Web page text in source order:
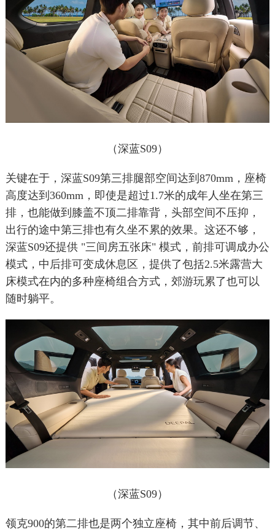
（深蓝S09）
关键在于，深蓝S09第三排腿部空间达到870mm，座椅
高度达到360mm，即使是超过1.7米的成年人坐在第三
排，也能做到膝盖不顶二排靠背，头部空间不压抑，
出行的途中第三排也有久坐不累的效果。这还不够，
深蓝S09还提供 "三间房五张床" 模式，前排可调成办公
模式，中后排可变成休息区，提供了包括2.5米露营大
床模式在内的多种座椅组合方式，郊游玩累了也可以
随时躺平。
（深蓝S09）
领克900的第二排也是两个独立座椅，其中前后调节、